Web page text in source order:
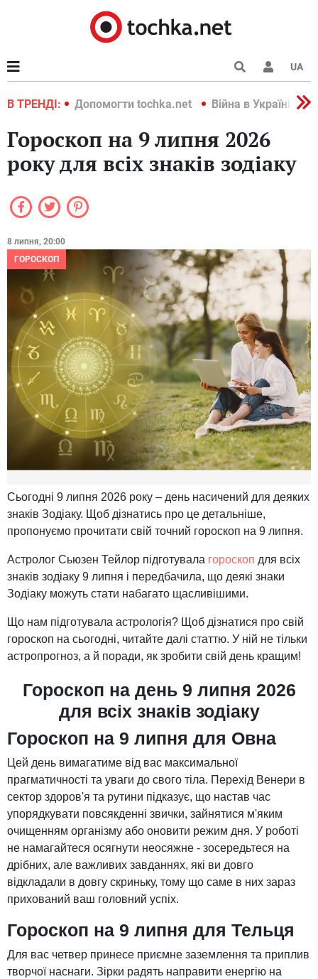
UA
В ТРЕНДІ:
2022 Допомогти tochka.net Війна в Україні 2022
Гороскоп на 9 липня 2026
року для всіх знаків зодіаку
8 липня, 20:00
ГОРОСКОП
Сьогодні 9 липня 2026 року – день насичений для деяких
знаків Зодіаку. Щоб дізнатись про це детальніше,
пропонуємо прочитати свій точний гороскоп на 9 липня.
Астролог Сьюзен Тейлор підготувала гороскоп для всіх
знаків зодіаку 9 липня і передбачила, що деякі знаки
Зодіаку можуть стати набагато щасливішими.
Що нам підготувала астрологія? Щоб дізнатися про свій
гороскоп на сьогодні, читайте далі статтю. У ній не тільки
астропрогноз, а й поради, як зробити свій день кращим!
Гороскоп на день 9 липня 2026
для всіх знаків зодіаку
Гороскоп на 9 липня для Овна
Цей день вимагатиме від вас максимальної
прагматичності та уваги до свого тіла. Перехід Венери в
сектор здоров'я та рутини підказує, що настав час
упорядкувати повсякденні звички, зайнятися м'яким
очищенням організму або оновити режим дня. У роботі
не намагайтеся осягнути неосяжне - зосередьтеся на
дрібних, але важливих завданнях, які ви довго
відкладали в довгу скриньку, тому що саме в них зараз
прихований ваш головний успіх.
Гороскоп на 9 липня для Тельця
Для вас четвер принесе приємне заземлення та приплив
творчої наснаги. Зірки радять направити енергію на